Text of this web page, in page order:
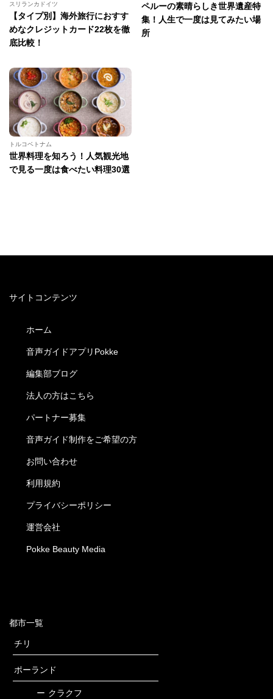
スリランカドイツ
【タイプ別】海外旅行におすす
めなクレジットカード22枚を徹
底比較！
ペルーの素晴らしき世界遺産特
集！人生で一度は見てみたい場
所
トルコベトナム
世界料理を知ろう！人気観光地
で見る一度は食べたい料理30選
サイトコンテンツ
ホーム
音声ガイドアプリPokke
編集部ブログ
法人の方はこちら
パートナー募集
音声ガイド制作をご希望の方
お問い合わせ
利用規約
プライバシーポリシー
運営会社
Pokke Beauty Media
都市一覧
チリ
ポーランド
ー クラクフ